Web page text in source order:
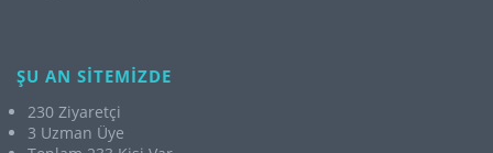
ŞU AN SİTEMİZDE
230 Ziyaretçi
3 Uzman Üye